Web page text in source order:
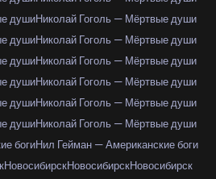
душиНиколай Гоголь — Мёртвые души
душиНиколай Гоголь — Мёртвые души
душиНиколай Гоголь — Мёртвые души
душиНиколай Гоголь — Мёртвые души
душиНиколай Гоголь — Мёртвые души
душиНиколай Гоголь — Мёртвые души
богиНил Гейман — Американские боги
НовосибирскНовосибирскНовосибирск